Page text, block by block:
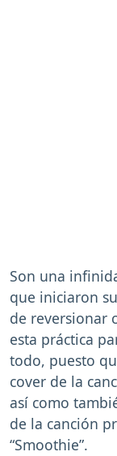
Son una
que iniciaron
de reversionar
esta práctica
todo, puesto
cover de la
así como
de la canción
“Smoothie”.